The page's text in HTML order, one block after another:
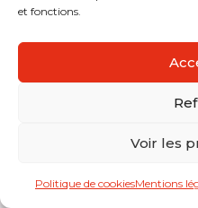
et fonctions.
Voir les
Politique de cookiesMentions